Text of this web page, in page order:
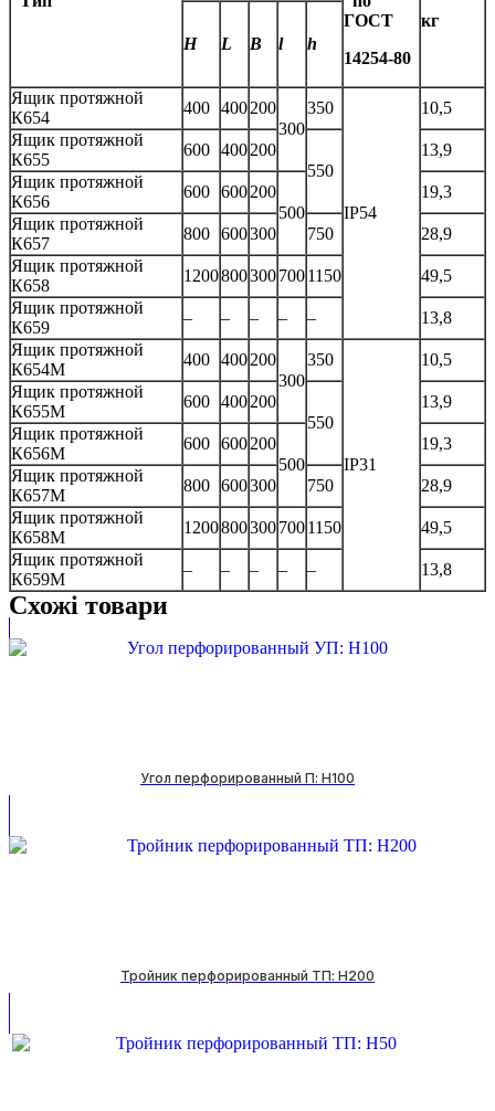
ГОСТ
14254-80
кг
H
L B l h
Ящик протяжной
К654
400 400200
300
350
IP54
10,5
Ящик протяжной
К655
600 400200
550
13,9
Ящик протяжной
К656
600 600200
500
19,3
Ящик протяжной
К657
800 600300 750
28,9
Ящик протяжной
К658
12008003007001150
49,5
Ящик протяжной
К659
– – – – –
13,8
Ящик протяжной
К654М
400 400200
300
350
IP31
10,5
Ящик протяжной
К655М
600 400200
550
13,9
Ящик протяжной
К656M
600 600200
500
19,3
Ящик протяжной
К657М
800 600300 750
28,9
Ящик протяжной
К658М
12008003007001150
49,5
Ящик протяжной
К659М
– – – – – 13,8
Схожі товари
Угол перфорированный П: H100
Тройник перфорированный ТП: H200